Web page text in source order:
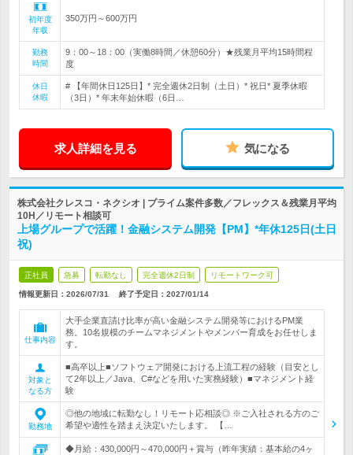
初年度
年収
350万円～600万円
勤務
時間
9：00～18：00（実働8時間／休憩60分）★残業月平均15時間程
度
休日
休暇
# 【年間休日125日】* 完全週休2日制（土日）* 祝日* 夏季休暇
（3日）* 年末年始休暇（6日…
求人詳細を見る 気になる
株式会社クレスコ・ネクシオ | プライム案件多数／フレックス＆残業月平均
10H／リモート相談可
上場グループで活躍！金融システム開発【PM】*年休125日(土日
祝)
正社員 急募 転勤なし 完全週休2日制 リモートワーク可
情報更新日：2026/07/31 終了予定日： 2027/01/14
仕事内容
大手企業直請け比率が高い金融システム開発等におけるPM業
務。10名規模のチームマネジメントやメンバー育成をお任せしま
す。
対象と
なる方
■高卒以上■ソフトウェア開発における上流工程の経験（目安とし
て2年以上／Java、C#などを用いた実務経験）■マネジメント経
験
勤務地
◎他の地域に転勤なし！リモート応相談◎ ※ご入社される方のご
希望や適性を踏まえ決定いたします。 【…
◆月給：430,000円～470,000円＋賞与（昨年実績：基本給の4ヶ